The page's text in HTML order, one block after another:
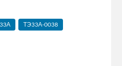
ТЭ33А-0038